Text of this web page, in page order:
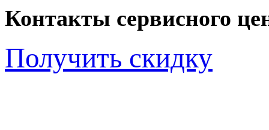
Контакты сервисного
Получить скидку